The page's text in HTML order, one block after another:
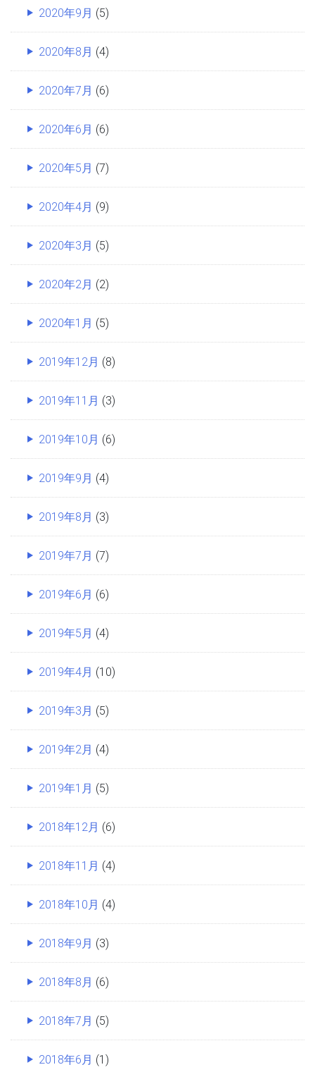
2020年9月 (5)
2020年8月 (4)
2020年7月 (6)
2020年6月 (6)
2020年5月 (7)
2020年4月 (9)
2020年3月 (5)
2020年2月 (2)
2020年1月 (5)
2019年12月 (8)
2019年11月 (3)
2019年10月 (6)
2019年9月 (4)
2019年8月 (3)
2019年7月 (7)
2019年6月 (6)
2019年5月 (4)
2019年4月 (10)
2019年3月 (5)
2019年2月 (4)
2019年1月 (5)
2018年12月 (6)
2018年11月 (4)
2018年10月 (4)
2018年9月 (3)
2018年8月 (6)
2018年7月 (5)
2018年6月 (1)